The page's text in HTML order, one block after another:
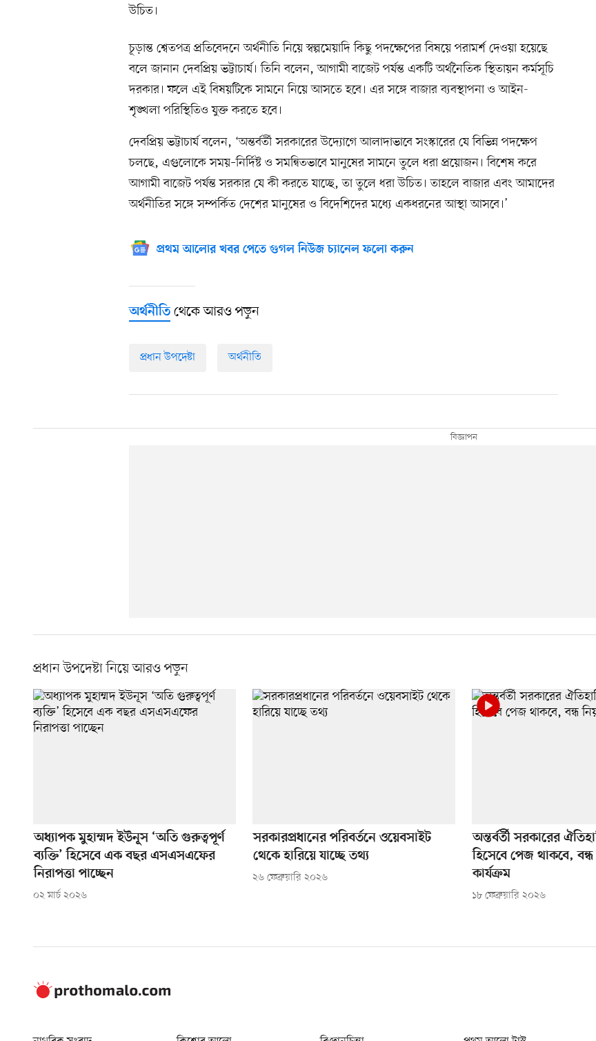
উচিত।
চূড়ান্ত শ্বেতপত্র প্রতিবেদনে অর্থনীতি নিয়ে স্বল্পমেয়াদি কিছু পদক্ষেপের বিষয়ে পরামর্শ দেওয়া হয়েছে
বলে জানান দেবপ্রিয় ভট্টাচার্য। তিনি বলেন, আগামী বাজেট পর্যন্ত একটি অর্থনৈতিক স্থিতায়ন কর্মসূচি
দরকার। ফলে এই বিষয়টিকে সামনে নিয়ে আসতে হবে। এর সঙ্গে বাজার ব্যবস্থাপনা ও আইন-
শৃঙ্খলা পরিস্থিতিও যুক্ত করতে হবে।
দেবপ্রিয় ভট্টাচার্য বলেন, ‘অন্তর্বর্তী সরকারের উদ্যোগে আলাদাভাবে সংস্কারের যে বিভিন্ন পদক্ষেপ
চলছে, এগুলোকে সময়–নির্দিষ্ট ও সমন্বিতভাবে মানুষের সামনে তুলে ধরা প্রয়োজন। বিশেষ করে
আগামী বাজেট পর্যন্ত সরকার যে কী করতে যাচ্ছে, তা তুলে ধরা উচিত। তাহলে বাজার এবং আমাদের
অর্থনীতির সঙ্গে সম্পর্কিত দেশের মানুষের ও বিদেশিদের মধ্যে একধরনের আস্থা আসবে।’
প্রথম আলোর খবর পেতে গুগল নিউজ চ্যানেল ফলো করুন
অর্থনীতি থেকে আরও পড়ুন
প্রধান উপদেষ্টা অর্থনীতি
প্রধান উপদেষ্টা নিয়ে আরও পড়ুন
অধ্যাপক মুহাম্মদ ইউনূস ‘অতি গুরুত্বপূর্ণ
ব্যক্তি’ হিসেবে এক বছর এসএসএফের
নিরাপত্তা পাচ্ছেন
০২ মার্চ ২০২৬
সরকারপ্রধানের পরিবর্তনে ওয়েবসাইট
থেকে হারিয়ে যাচ্ছে তথ্য
২৬ ফেব্রুয়ারি ২০২৬
অন্তর্বর্তী সরকারের
হিসেবে পেজ থাকবে,
কার্যক্রম
১৮ ফেব্রুয়ারি ২০২৬